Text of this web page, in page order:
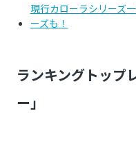
現行カローラシリーズ
ーズも！
ランキングトップ
ー」